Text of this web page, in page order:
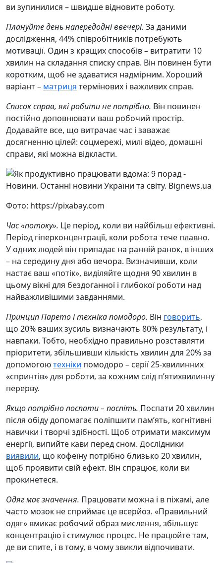
ви зупинилися – швидше відновите роботу.
Плануйте день напередодні ввечері. За даними
дослідження, 44% співробітників потребують
мотивації. Один з кращих способів – витратити 10
хвилин на складання списку справ. Він повинен бути
коротким, щоб не здаватися надмірним. Хороший
варіант – матриця термінових і важливих справ.
Список справ, які робити не потрібно. Він повинен
постійно доповнювати ваш робочий простір.
Додавайте все, що витрачає час і заважає
досягненню цілей: соцмережі, милі відео, домашні
справи, які можна відкласти.
Фото: https://pixabay.com
Час «потоку». Це період, коли ви найбільш ефективні.
Період гіперконцентрації, коли робота тече плавно.
У одних людей він припадає на ранній ранок, в інших
– на середину дня або вечора. Визначивши, коли
настає ваш «потік», виділяйте щодня 90 хвилин в
цьому вікні для бездоганної і глибокої роботи над
найважливішими завданнями.
Принцип Парето і техніка помодоро. Він говорить,
що 20% ваших зусиль визначають 80% результату, і
навпаки. Тобто, необхідно правильно розставляти
пріоритети, збільшивши кількість хвилин для 20% за
допомогоютехніки помодоро – серії 25-хвилинних
«спринтів» для роботи, за кожним слід п’ятихвилинну
перерву.
Якщо потрібно поспати – поспіть. Поспати 20 хвилин
після обіду допомагає поліпшити пам’ять, когнітивні
навички і творчі здібності. Щоб отримати максимум
енергії, випийте кави перед сном. Дослідники
виявили, що кофеїну потрібно близько 20 хвилин,
щоб проявити свій ефект. Він спрацює, коли ви
прокинетеся.
Одяг має значення. Працювати можна і в піжамі, але
часто мозок не сприймає це всерйоз. «Правильний
одяг» вмикає робочий образ мислення, збільшує
концентрацію і стимулює процес. Не працюйте там,
де ви спите, і в тому, в чому звикли відпочивати.